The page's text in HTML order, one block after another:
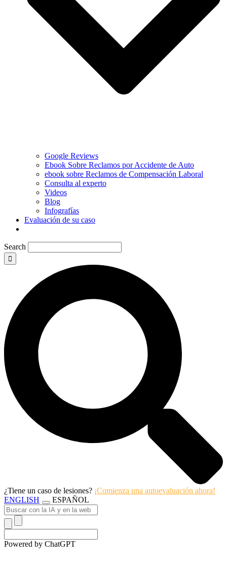
Google Reviews
Ebook Sobre Reclamos por Accidente de Auto
ebook sobre Reclamos de Compensación Laboral
Consulta al experto
Videos
Blog
Infografías
Evaluación de su caso
Search
¿Tiene un caso de lesiones? ¡Comienza una autoevaluación ahora!
ENGLISH
ESPAÑOL
Powered by ChatGPT